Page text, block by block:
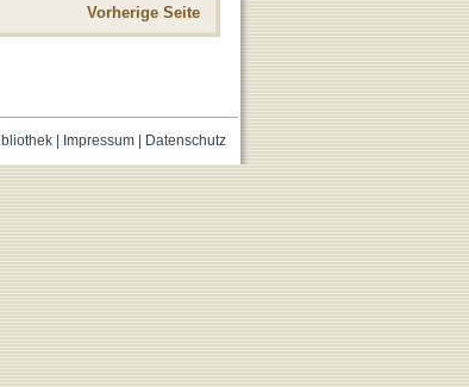
Vorherige Seite
| Impressum| Datenschutz